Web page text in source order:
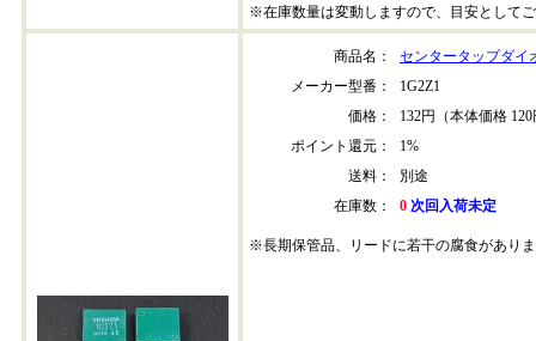
※在庫数量は変動しますので、目安として
商品名：
センタータップダイ
メーカー型番：
1G2Z1
価格：
132円（本体価格
ポイント還元：
1%
送料：
別途
在庫数：
0 次回入荷未定
※長期保管品、リードに若干の腐食があり